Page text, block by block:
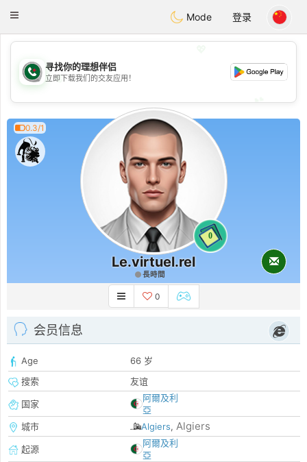
Weshrak
Toggle
Mode 登录
💖
💕
寻找你的理想伴侣
立即下载我们的交友应用！
0.3/1
0
Le.virtuel.rel
長時間
0
会员信息
Age
66 岁
搜索
友谊
国家
阿爾及利
亞
城市
Algiers, Algiers
起源
阿爾及利
亞